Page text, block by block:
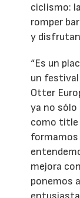
ciclismo:
romper
y
“Es un
un
Otter
ya no
como title
formamos
mejora
ponemos